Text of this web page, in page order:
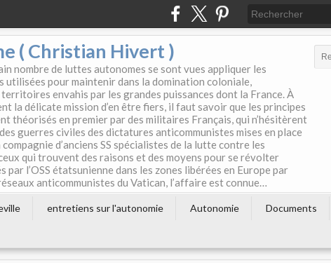
( Christian Hivert )
nombre de luttes autonomes se sont vues appliquer les
pour maintenir dans la domination coloniale,
envahis par les grandes puissances dont la France. À
la délicate mission d’en être fiers, il faut savoir que les principes
théorisés en premier par des militaires Français, qui n’hésitèrent
guerres civiles des dictatures anticommunistes mises en place
d’anciens SS spécialistes de la lutte contre les
qui trouvent des raisons et des moyens pour se révolter
l’OSS étatsunienne dans les zones libérées en Europe par
anticommunistes du Vatican, l’affaire est connue…
entretiens sur l'autonomie Autonomie Documents